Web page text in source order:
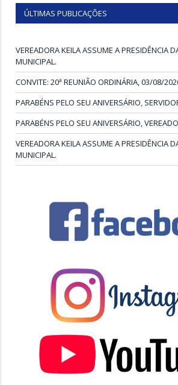
ÚLTIMAS PUBLICAÇÕES
VEREADORA KEILA ASSUME A PRESIDÊNCIA
MUNICIPAL.
CONVITE: 20ª REUNIÃO ORDINÁRIA, 03/08/
PARABÉNS PELO SEU ANIVERSÁRIO,
PARABÉNS PELO SEU ANIVERSÁRIO,
VEREADORA KEILA ASSUME A PRESIDÊNCIA
MUNICIPAL.